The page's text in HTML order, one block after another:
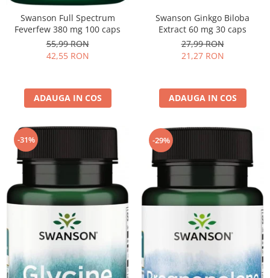
Swanson Full Spectrum
Feverfew 380 mg 100 caps
55,99 RON
42,55 RON
ADAUGA IN COS
Swanson Ginkgo Biloba
Extract 60 mg 30 caps
27,99 RON
21,27 RON
ADAUGA IN COS
-31% -29%